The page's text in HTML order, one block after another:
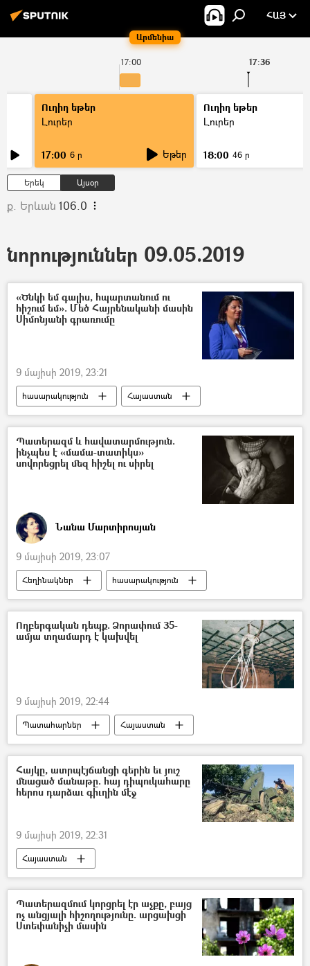
Արմենիա
ՀԱՅ
17:00 17:36
Ուղիղ եթեր
Լուրեր
17:00 6 ր Եթեր
Ուղիղ եթեր
Լուրեր
18:00 46 ր
Երեկ Այսօր
ք. Երևան 106.0
նորություններ 09.05.2019
«Ծնկի եմ գալիս, հպարտանում ու
հիշում եմ». Մեծ Հայրենականի մասին
Սիմոնյանի գրառումը
9 մայիսի 2019, 23:21
հասարակություն
Հայաստան
Մարգարիտա Սիմոնյան
ԽՍՀՄ
Հայրենական մեծ պատերազմ
Պատերազմ և հավատարմություն.
ինչպես է «մամա-տատիկս»
սովորեցրել մեզ հիշել ու սիրել
Նանա Մարտիրոսյան
9 մայիսի 2019, 23:07
Հեղինակներ
հասարակություն
Հայաստան
Հայրենական մեծ պատերազմ
ԽՍՀՄ
Ողբերգական դեպք. Ձորափում 35-
ամյա տղամարդ է կախվել
9 մայիսի 2019, 22:44
Պատահարներ
Հայաստան
Վթար, պատահար, սպանություն, գողություն
ինքնասպանություն
Սպանություն
Հայկը, ատրպէյճանցի գերին եւ յուշ
մնացած մանաթը. հայ դիպուկահարը
հերոս դարձաւ գիւղին մէջ
9 մայիսի 2019, 22:31
Հայաստան
Sputnik Արմենիան` արևմտահայերենով
Պատերազմում կորցրել էր աչքը, բայց
ոչ անցյալի հիշողությունը. արցախցի
Ստեփանիչի մասին